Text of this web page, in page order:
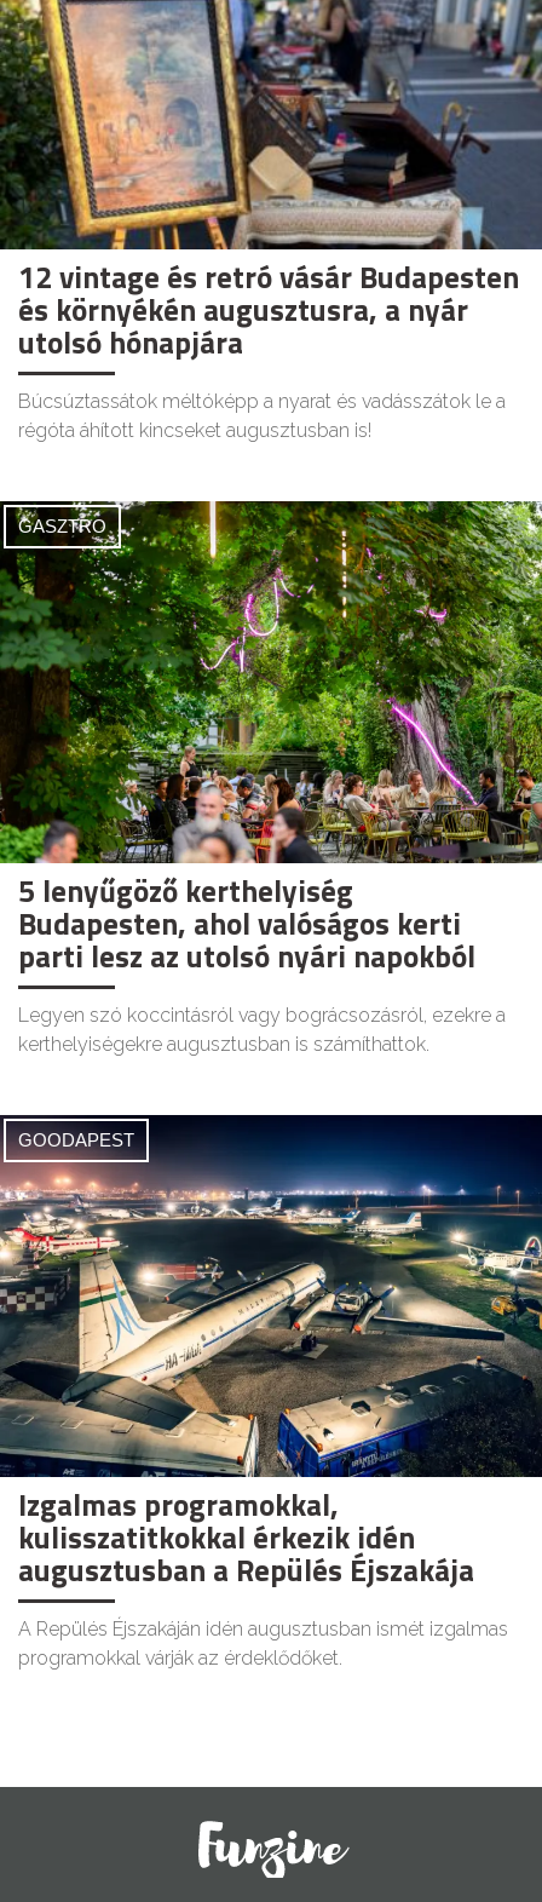
12 vintage és retró vásár Budapesten
és környékén augusztusra, a nyár
utolsó hónapjára
Búcsúztassátok méltóképp a nyarat és vadásszátok le a
régóta áhított kincseket augusztusban is!
GASZTRO
5 lenyűgöző kerthelyiség
Budapesten, ahol valóságos kerti
parti lesz az utolsó nyári napokból
Legyen szó koccintásról vagy bográcsozásról, ezekre a
kerthelyiségekre augusztusban is számíthattok.
GOODAPEST
Izgalmas programokkal,
kulisszatitkokkal érkezik idén
augusztusban a Repülés Éjszakája
A Repülés Éjszakáján idén augusztusban ismét izgalmas
programokkal várják az érdeklődőket.